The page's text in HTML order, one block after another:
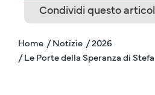
Condividi questo
Home / Notizie / 2026
/ Le Porte della Speranza di